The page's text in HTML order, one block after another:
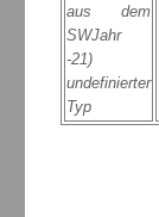
aus dem
SWJahr
-21)
undefinierter
Typ